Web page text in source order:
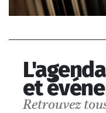
et
Retrouvez